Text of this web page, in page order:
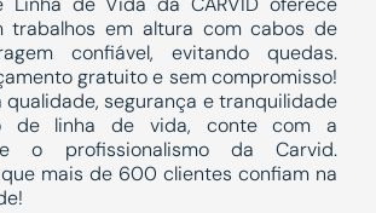
trabalhos em altura com cabos de
confiável, evitando quedas.
gratuito e sem compromisso!
qualidade, segurança e tranquilidade
de linha de vida, conte com a
o profissionalismo da Carvid.
mais de 600 clientes confiam na